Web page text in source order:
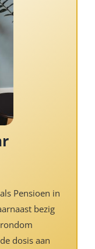
Pensioen in
bezig
dosis aan